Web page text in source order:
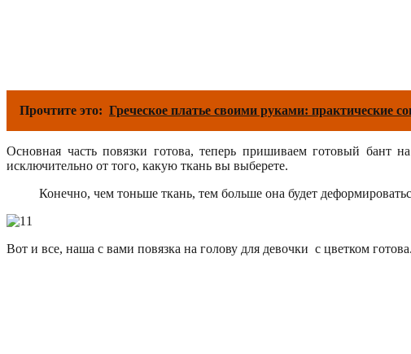
Прочтите это: Греческое платье своими руками: практические
Основная часть повязки готова, теперь пришиваем готовый бант
исключительно от того, какую ткань вы выберете.
Конечно, чем тоньше ткань, тем больше она будет
Вот и все, наша с вами повязка на голову для девочки с цветком